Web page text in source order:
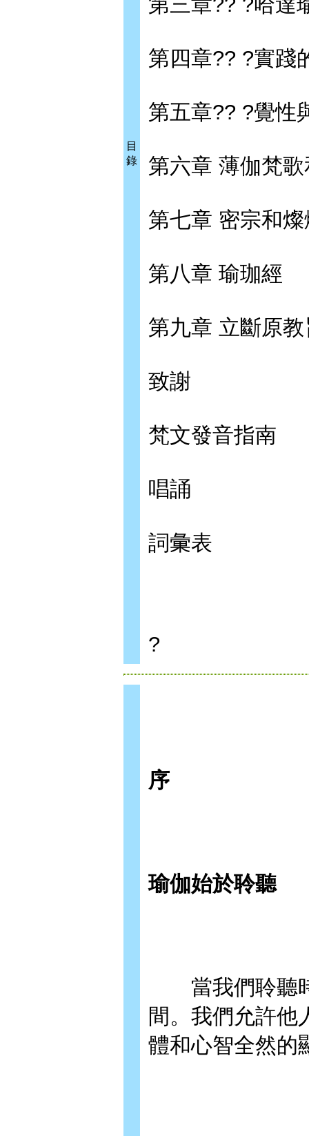
目
錄
第四章?? ?實踐
第五章?? ?覺性
第六章 薄伽梵
第七章 密宗和
第八章 瑜珈經
第九章 立斷原
致謝
梵文發音指南
唱誦
詞彙表
?
序
瑜伽始於聆聽
當我們聆聽時
間。我們允許他
體和心智全然的